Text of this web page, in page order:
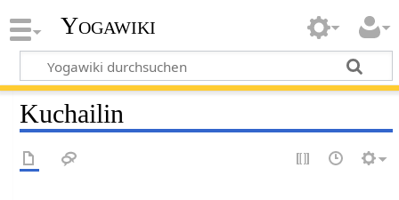
Yogawiki
Kuchailin